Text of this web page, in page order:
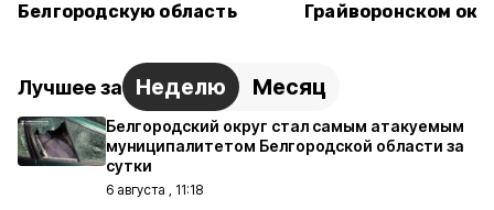
Белгородскую область
Грайворонском
Лучшее за Неделю Месяц
Белгородский округ стал самым атакуемым
муниципалитетом Белгородской области за
сутки
6 августа , 11:18